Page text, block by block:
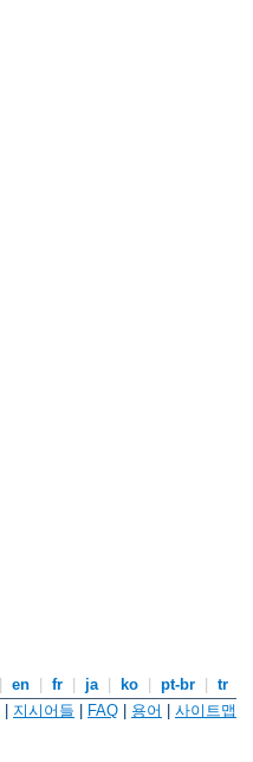
en fr ja ko pt-br
tr
지시어들 FAQ 용어 사이트맵